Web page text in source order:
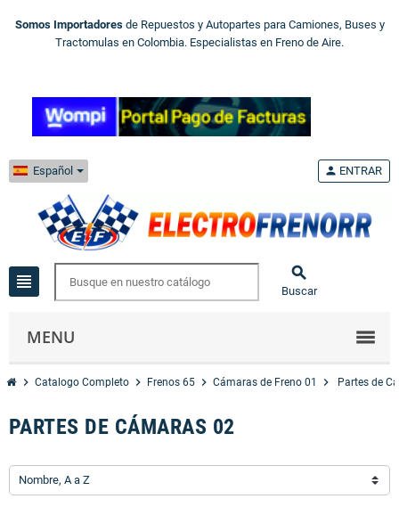
Somos Importadores de Repuestos y Autopartes para Camiones, Buses y
Tractomulas en Colombia. Especialistas en Freno de Aire.
Español
view_headline 
Buscar
person ENTRAR
MENU
chevron_right Catalogo Completo chevron_right Frenos 65 chevron_right Cámaras de Freno 01 chevron_right Partes de
PARTES DE CÁMARAS 02
Nombre, A a Z